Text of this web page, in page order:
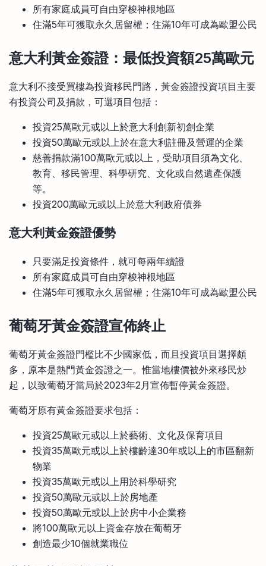
所有家庭成員可自由穿梭神根地區
住滿5年可獲取永久居留權；住滿10年可成為歐盟公民
意大利黃金簽證：最低投資額25萬歐元
意大利不接受買樓為投資移民門路，黃金簽證投資項目主要
有投資公司及捐款，可選項目包括：
投資25萬歐元或以上於意大利創新初創企業
投資50萬歐元或以上於在意大利註冊及營運的企業
慈善捐款滿100萬歐元或以上，受助項目須為文化、
教育、移民管理、科學研究、文化或自然遺產保護
等。
投資200萬歐元或以上於意大利政府債券
意大利黃金簽證優勢
只要滿足投資條件，就可每兩年續證
所有家庭成員可自由穿梭神根地區
住滿5年可獲取永久居留權；住滿10年可成為歐盟公民
葡萄牙黃金簽證宣佈終止
葡萄牙黃金簽證門檻比不少國家低，而且投資項目選擇頗
多，原本是熱門黃金簽證之一。惟當地樓價被外來移民炒
起，以致葡萄牙當局於2023年2月宣佈暫停黃金簽證。
葡萄牙原有黃金簽證要求包括：
投資25萬歐元或以上於藝術、文化及保育項目
投資35萬歐元或以上於樓齡達30年或以上的市區翻新
物業
投資35萬歐元或以上用於科學研究
投資50萬歐元或以上於房地產
投資50萬歐元或以上於房中小企業務
將100萬歐元以上資金存放在葡萄牙
創造最少10個就業職位